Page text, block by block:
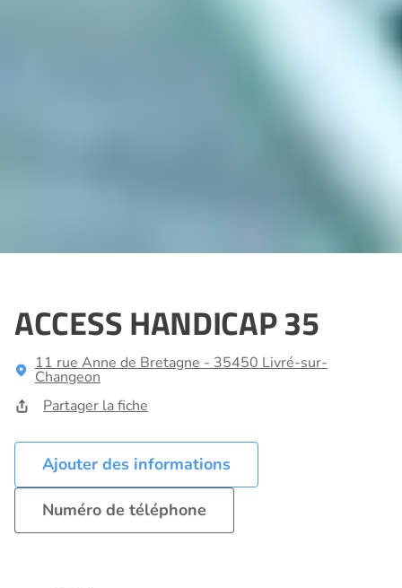
ACCESS HANDICAP 35
11 rue Anne de Bretagne - 35450 Livré-sur-
Changeon
Partager la fiche
Ajouter des informations
Numéro de téléphone